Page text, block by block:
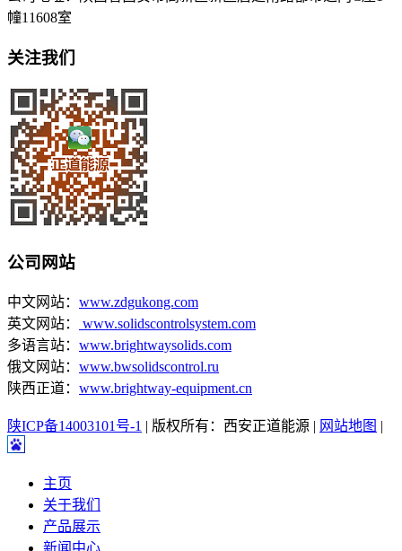
幢11608室
关注我们
公司网站
中文网站： www.zdgukong.com
英文网站：
www.solidscontrolsystem.com
多语言站： www.brightwaysolids.com
俄文网站： www.bwsolidscontrol.ru
陕西正道： www.brightway-equipment.cn
陕ICP备14003101号-1 | 版权所有：西安正道能源 | 网站地图 |
主页
关于我们
产品展示